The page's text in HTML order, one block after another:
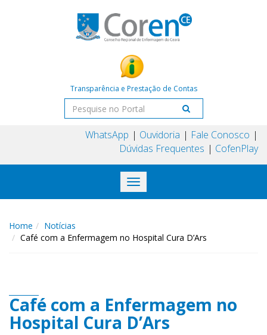
Transparência e Prestação de Contas
WhatsApp Ouvidoria
Fale Conosco
Dúvidas Frequentes
CofenPlay
Toggle
navigation
Home
Notícias
Café com a Enfermagem no Hospital Cura D’Ars
Café com a Enfermagem no
Hospital Cura D’Ars